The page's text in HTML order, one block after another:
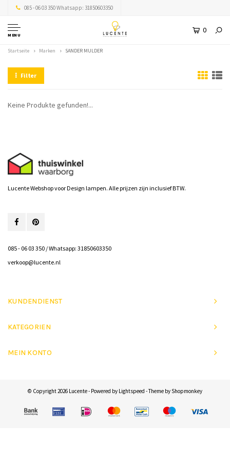
085 - 06 03 350 Whatsapp: 31850603350
MENU
0
Startseite Marken SANDER MULDER
Filter
Keine Produkte gefunden!...
Lucente Webshop voor Design lampen. Alle prijzen zijn inclusief BTW.
085 - 06 03 350 / Whatsapp: 31850603350
verkoop@lucente.nl
KUNDENDIENST
KATEGORIEN
MEIN KONTO
© Copyright 2026 Lucente - Powered by Lightspeed - Theme by Shopmonkey